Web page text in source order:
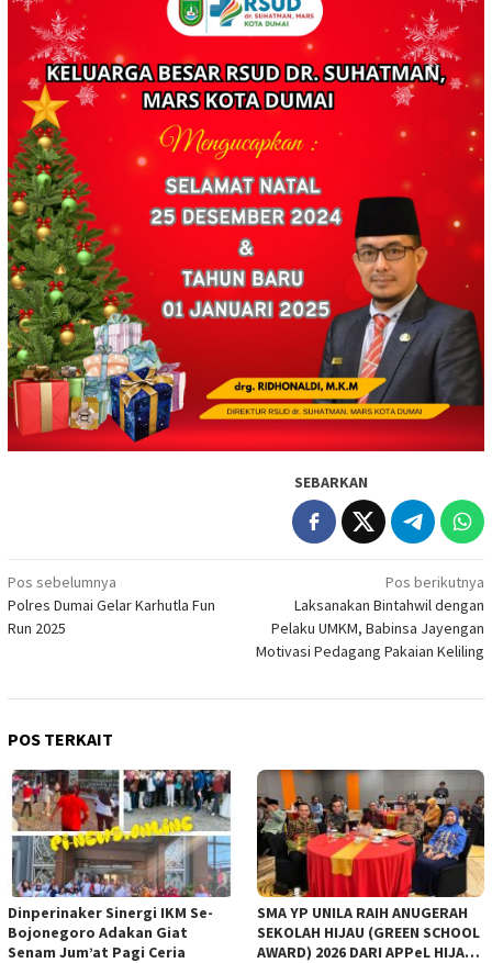
SEBARKAN
Navigasi
pos
Pos sebelumnya
Polres Dumai Gelar Karhutla Fun
Run 2025
Pos berikutnya
Laksanakan Bintahwil dengan
Pelaku UMKM, Babinsa Jayengan
Motivasi Pedagang Pakaian Keliling
POS TERKAIT
Dinperinaker Sinergi IKM Se-
Bojonegoro Adakan Giat
Senam Jum’at Pagi Ceria
SMA YP UNILA RAIH ANUGERAH
SEKOLAH HIJAU (GREEN SCHOOL
AWARD) 2026 DARI APPeL HIJAU